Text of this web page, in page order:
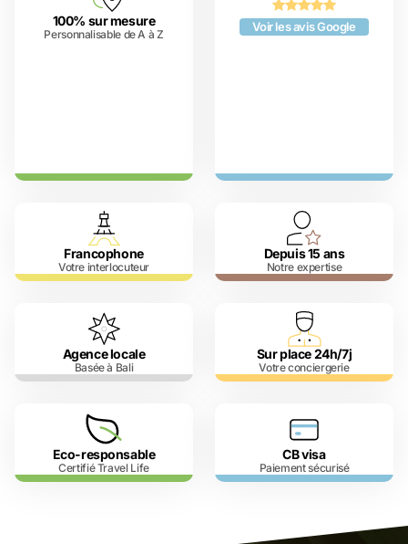
100% sur mesure
Personnalisable de A à Z
Voir les avis Google
Francophone
Votre interlocuteur
Depuis 15 ans
Notre expertise
Agence locale
Basée à Bali
Sur place 24h/7j
Votre conciergerie
Eco-responsable
Certifié Travel Life
CB visa
Paiement sécurisé